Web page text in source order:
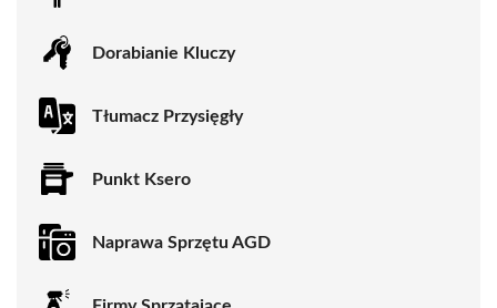
Dorabianie Kluczy
Tłumacz Przysięgły
Punkt Ksero
Naprawa Sprzętu AGD